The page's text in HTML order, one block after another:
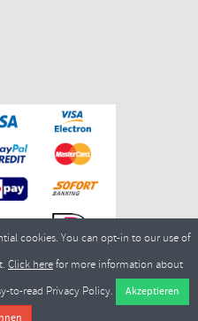
Buckshaw Link, Ordnance Road, Buckshaw
cookies. You can opt-in to our use of
Click herefor more information about
to-read Privacy Policy.